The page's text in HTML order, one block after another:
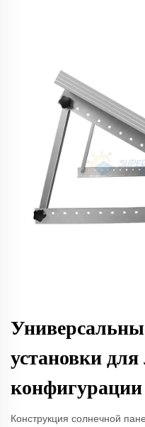
установки
конфигурации
Конструкция солнечной